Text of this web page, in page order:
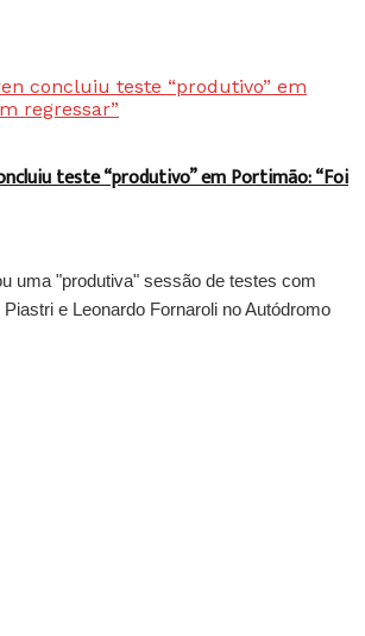
teste “produtivo” em Portimão: “Foi
uma "produtiva" sessão de testes com
e Leonardo Fornaroli no Autódromo